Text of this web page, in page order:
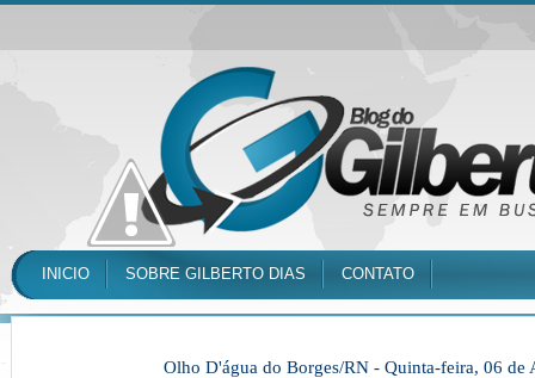
INICIO SOBRE GILBERTO DIAS CONTATO
Olho D'água do Borges/RN - Quinta-feira, 06 de